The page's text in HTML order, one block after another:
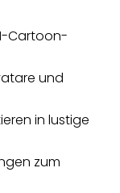
Cartoon-
und
in lustige
zum